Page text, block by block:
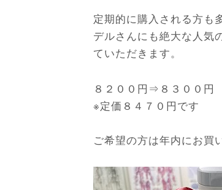
定期的に購入される方も
デルさんにも絶大な人気
ていただきます。
８２００円⇒８３００円
※定価８４７０円です
ご希望の方は年内にお買